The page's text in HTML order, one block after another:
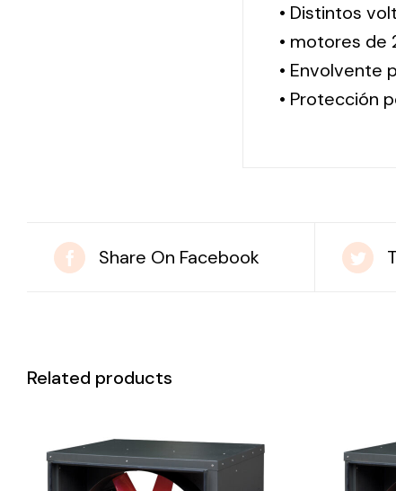
• Distintos
• motores de
• Envolvente
• Protección
Share On Facebook
Related products